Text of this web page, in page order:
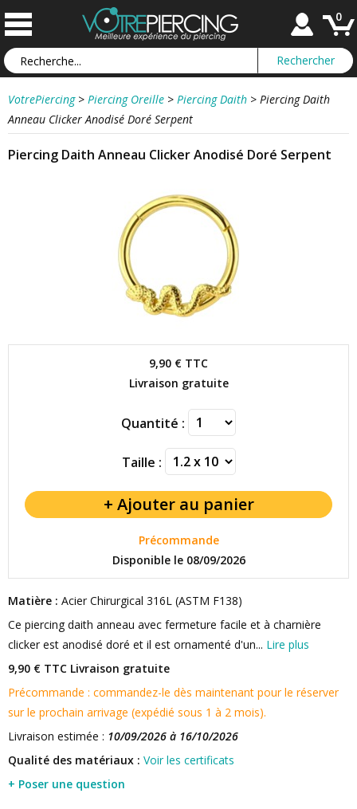
0
VotrePiercing > Piercing Oreille > Piercing Daith > Piercing Daith
Anneau Clicker Anodisé Doré Serpent
Piercing Daith Anneau Clicker Anodisé Doré Serpent
9,90 € TTC
Livraison gratuite
Quantité :
Taille :
Précommande
Disponible le 08/09/2026
Matière : Acier Chirurgical 316L (ASTM F138)
Ce piercing daith anneau avec fermeture facile et à charnière
clicker est anodisé doré et il est ornamenté d'un... Lire plus
9,90 € TTC Livraison gratuite
Précommande : commandez-le dès maintenant pour le réserver
sur le prochain arrivage (expédié sous 1 à 2 mois).
Livraison estimée : 10/09/2026 à 16/10/2026
Qualité des matériaux : Voir les certificats
+ Poser une question